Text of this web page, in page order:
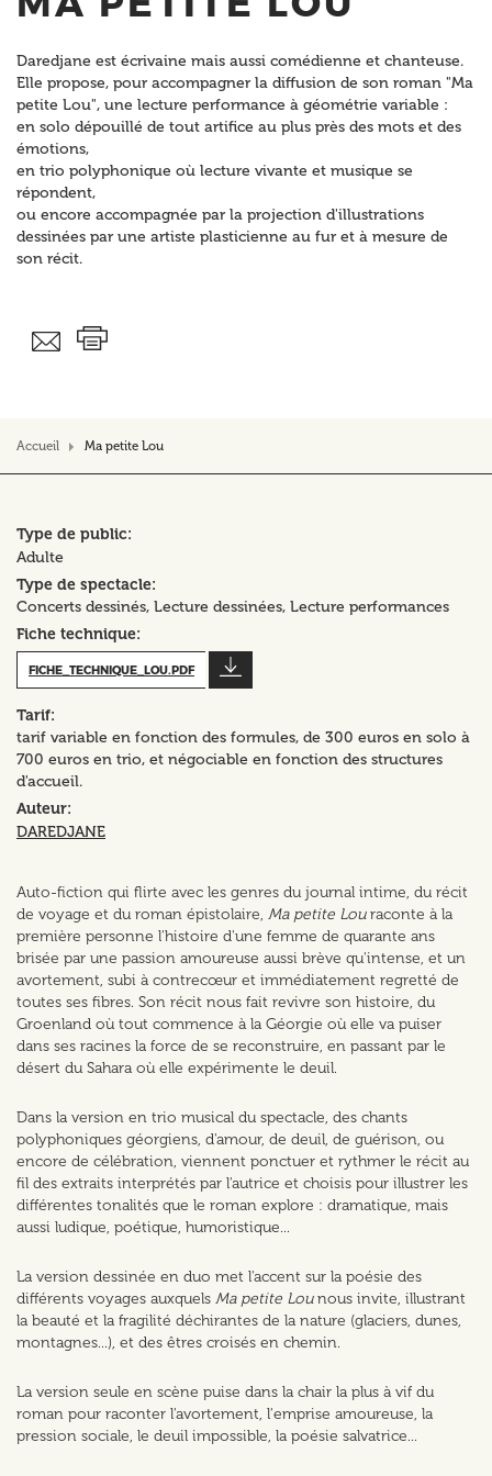
Daredjane est écrivaine mais aussi comédienne et chanteuse.
Elle propose, pour accompagner la diffusion de son roman "Ma
petite Lou", une lecture performance à géométrie variable :
en solo dépouillé de tout artifice au plus près des mots et des
émotions,
en trio polyphonique où lecture vivante et musique se
répondent,
ou encore accompagnée par la projection d'illustrations
dessinées par une artiste plasticienne au fur et à mesure de
son récit.
Accueil Ma petite Lou
Type de public
Adulte
Type de spectacle
Concerts dessinés Lecture dessinées Lecture performances
Fiche technique
FICHE_TECHNIQUE_LOU.PDF
Tarif
tarif variable en fonction des formules, de 300 euros en solo à
700 euros en trio, et négociable en fonction des structures
d'accueil.
Auteur
DAREDJANE
Auto-fiction qui flirte avec les genres du journal intime, du récit
de voyage et du roman épistolaire, Ma petite Louraconte à la
première personne l'histoire d'une femme de quarante ans
brisée par une passion amoureuse aussi brève qu'intense, et un
avortement, subi à contrecœur et immédiatement regretté de
toutes ses fibres. Son récit nous fait revivre son histoire, du
Groenland où tout commence à la Géorgie où elle va puiser
dans ses racines la force de se reconstruire, en passant par le
désert du Sahara où elle expérimente le deuil.
Dans la version en trio musical du spectacle, des chants
polyphoniques géorgiens, d'amour, de deuil, de guérison, ou
encore de célébration, viennent ponctuer et rythmer le récit au
fil des extraits interprétés par l'autrice et choisis pour illustrer les
différentes tonalités que le roman explore : dramatique, mais
aussi ludique, poétique, humoristique...
La version dessinée en duo met l'accent sur la poésie des
différents voyages auxquels Ma petite Lounous invite, illustrant
la beauté et la fragilité déchirantes de la nature (glaciers, dunes,
montagnes...), et des êtres croisés en chemin.
La version seule en scène puise dans la chair la plus à vif du
roman pour raconter l'avortement, l'emprise amoureuse, la
pression sociale, le deuil impossible, la poésie salvatrice...